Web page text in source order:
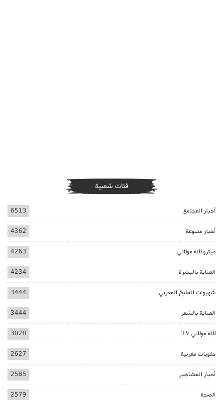
فئات شعبية
أخبار المجتمع 6513
أخبار متنوعة 4362
ميكرو لالة مولاتي 4263
العناية بالبشرة 4234
شهيوات الطبخ المغربي 3444
العناية بالشعر 3444
لالة مولاتي TV 3028
حلويات مغربية 2627
أخبار المشاهير 2585
الصحة 2579